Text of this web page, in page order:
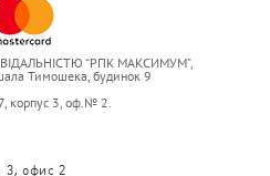
“РПК МАКСИМУМ”,
Тимошека, будинок 9
7, корпус 3, оф.№ 2.
3, офис 2